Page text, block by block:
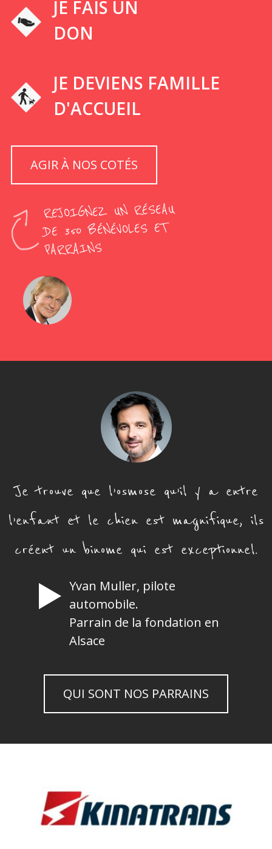
JE FAIS UN
DON
JE DEVIENS FAMILLE
D'ACCUEIL
AGIR À NOS COTÉS
REJOIGNEZ UN RÉSEAU
DE 350 BÉNÉVOLES ET
PARRAINS
Je trouve que l’osmose qu’il y a entre
l’enfant et le chien est magnifique, ils
créent un binome qui est exceptionnel.
Yvan Muller, pilote
automobile.
Parrain de la fondation en
Alsace
QUI SONT NOS PARRAINS